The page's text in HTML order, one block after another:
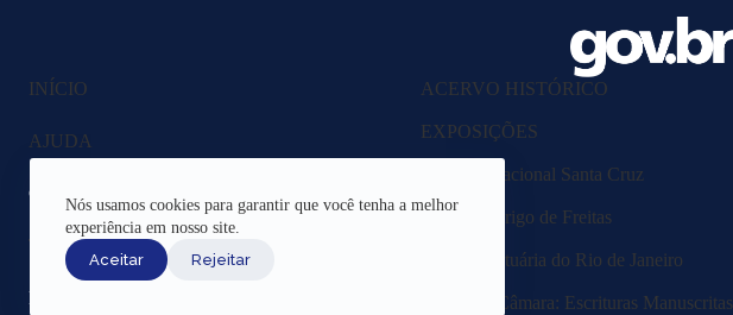
Nós usamos cookies para garantir que você tenha a melhor
experiência em nosso site.
Aceitar
Rejeitar
INÍCIO
AJUDA
CANAIS DE ATENDIMENTO
TERMOS DE USO
REDES SOCIAIS
ACERVO HISTÓRICO
EXPOSIÇÕES
Fazenda Nacional Santa Cruz
Lagoa Rodrigo de Freitas
Região Portuária do Rio de Janeiro
Livros da Câmara: Escrituras Manuscritas